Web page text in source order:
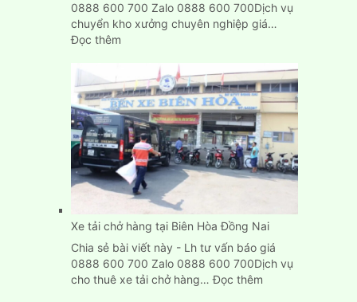
0888 600 700 Zalo 0888 600 700Dịch vụ
chuyển kho xưởng chuyên nghiệp giá…
Đọc thêm:
Chuyển
Kho
Xưởng
Trọn
Gói
Giá
Rẻ
TpHCM
Xe tải chở hàng tại Biên Hòa Đồng Nai
Chia sẻ bài viết này - Lh tư vấn báo giá
0888 600 700 Zalo 0888 600 700Dịch vụ
cho thuê xe tải chở hàng…Đọc thêm: